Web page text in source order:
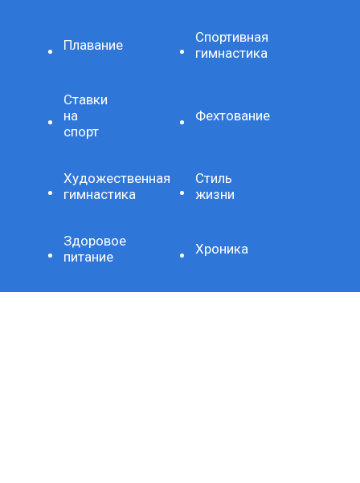
Плавание
Спортивная
гимнастика
Ставки
на
спорт
Фехтование
Художественная
гимнастика
Стиль
жизни
Здоровое
питание
Хроника